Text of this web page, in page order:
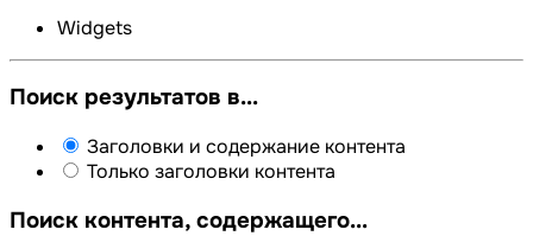
Widgets
Поиск результатов в...
Заголовки и содержание контента
Только заголовки контента
Поиск контента, содержащего...